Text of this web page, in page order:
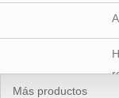
Más productos